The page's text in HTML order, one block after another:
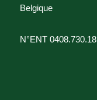
Belgique
N°ENT